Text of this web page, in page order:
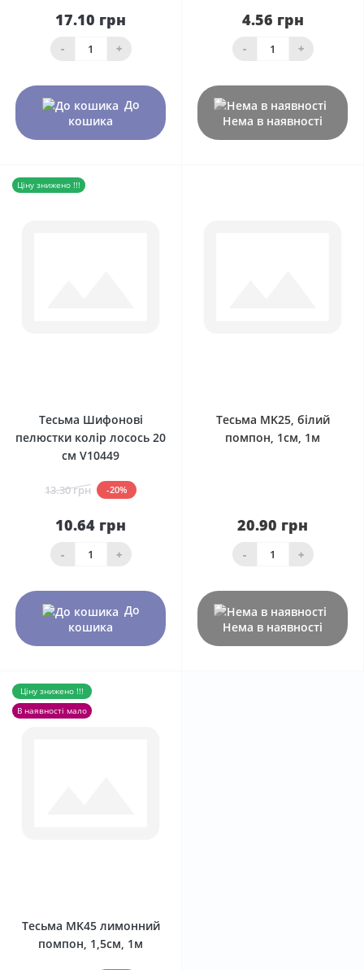
17.10 грн
- +
До
кошика
4.56 грн
- +
Нема в наявності
Ціну знижено !!!
Тесьма Шифонові
пелюстки колір лосось 20
см V10449
13.30 грн -20%
10.64 грн
- +
До
кошика
Тесьма MK25, білий
помпон, 1см, 1м
20.90 грн
- +
Нема в наявності
Ціну знижено !!!
В наявності мало
Тесьма MK45 лимонний
помпон, 1,5см, 1м